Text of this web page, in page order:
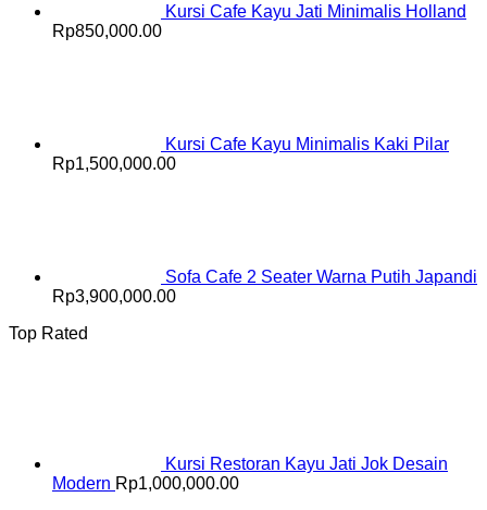
Kursi Cafe Kayu Jati Minimalis Holland
Rp850,000.00
Kursi Cafe Kayu Minimalis Kaki Pilar
Rp1,500,000.00
Sofa Cafe 2 Seater Warna Putih Japandi
Rp3,900,000.00
Top Rated
Kursi Restoran Kayu Jati Jok Desain
Modern Rp1,000,000.00